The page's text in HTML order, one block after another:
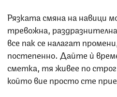
Рязката смяна на навици
тревожна,
все пак се налагат
постепенно. Дайте ѝ
сметка, тя живее по
който вие просто сте